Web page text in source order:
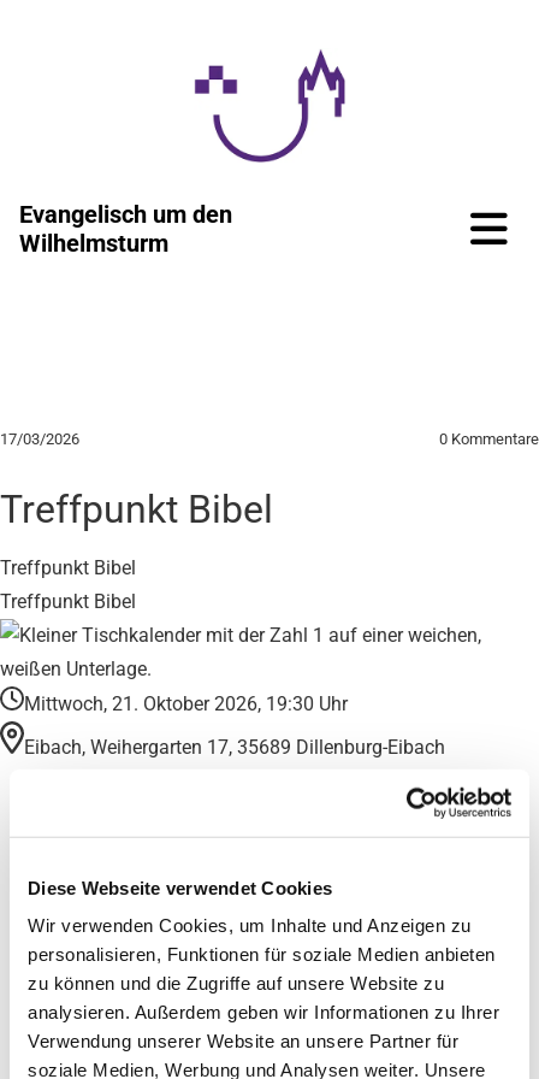
Diese Webseite verwendet Cookies
Wir verwenden Cookies, um Inhalte und Anzeigen zu
personalisieren, Funktionen für soziale Medien anbieten
zu können und die Zugriffe auf unsere Website zu
analysieren. Außerdem geben wir Informationen zu Ihrer
Verwendung unserer Website an unsere Partner für
soziale Medien, Werbung und Analysen weiter. Unsere
Evangelisch um den
Wilhelmsturm
17/03/2026 0 Kommentare
Treffpunkt Bibel
Treffpunkt Bibel
Treffpunkt Bibel
Mittwoch, 21. Oktober 2026, 19:30 Uhr
Eibach, Weihergarten 17, 35689 Dillenburg-Eibach